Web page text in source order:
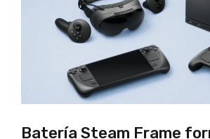
Batería Steam Frame